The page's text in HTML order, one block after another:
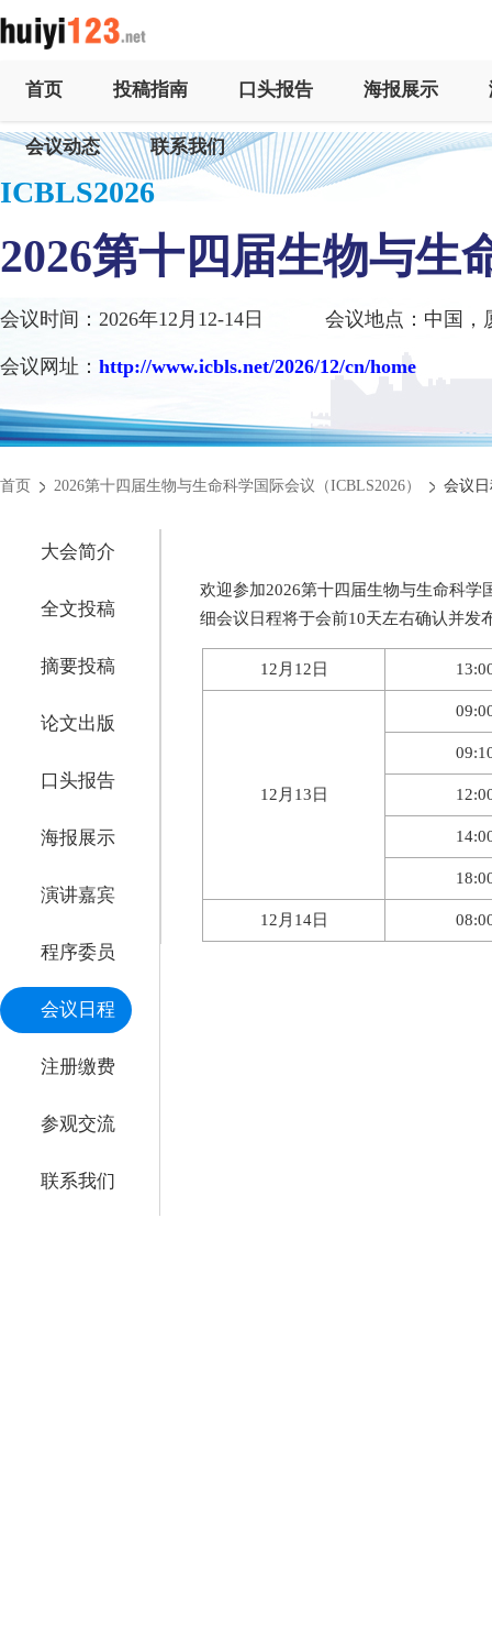
首页 投稿指南 口头报告 海报展示
会议动态 联系我们
ICBLS2026
2026第十四届生物与生
会议时间：2026年12月12-14日 会议地点：中国，
会议网址： http://www.icbls.net/2026/12/cn/home
首页 2026第十四届生物与生命科学国际会议（ICBLS2026） 会议
大会简介
全文投稿
摘要投稿
论文出版
口头报告
海报展示
演讲嘉宾
程序委员
会议日程
注册缴费
参观交流
联系我们
欢迎参加2026第十四届生物与生命科学
细会议日程将于会前10天左右确认并发
12月12日
12月13日
12月14日